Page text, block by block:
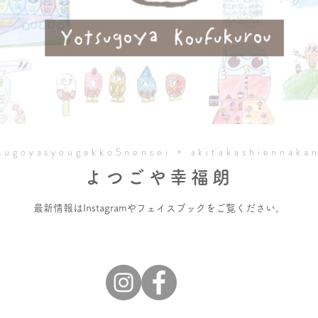
×
よつごや幸福朗
最新情報は​Instagramやフェイスブックをご覧ください。